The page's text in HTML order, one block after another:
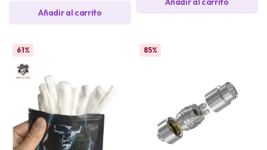
Añadir al carrito
61% 85%